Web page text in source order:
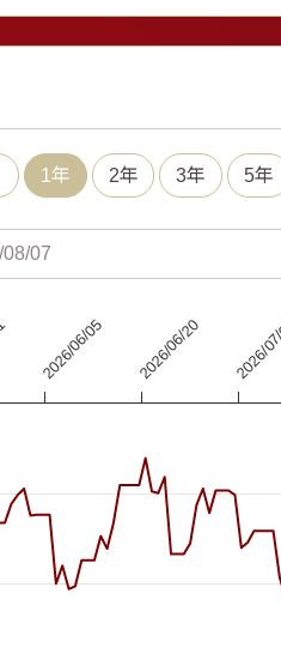
1年 2年 3年 5年
points.
displaying Time. Data
2026/06/05 2026/06/20